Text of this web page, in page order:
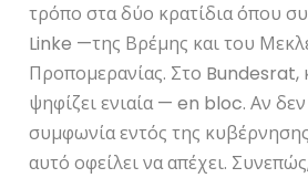
τρόπο στα δύο κρατίδια όπου
Linke —της Βρέμης και του
Προπομερανίας. Στο Bundesrat,
ψηφίζει ενιαία — en bloc. Αν
συμφωνία εντός της
αυτό οφείλει να απέχει.